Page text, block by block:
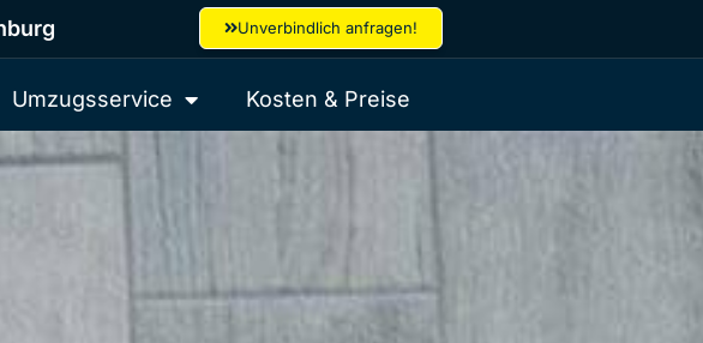
Unverbindlich anfragen!
Umzugsservice Kosten & Preise